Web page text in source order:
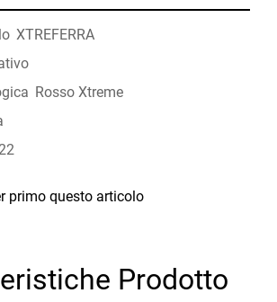
XTREFERRA
Rosso Xtreme
22
primo questo articolo
Prodotto